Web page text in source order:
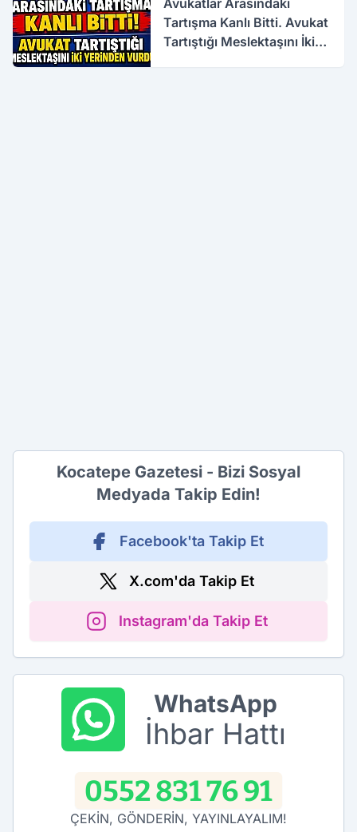
Avukatlar Arasındaki
Tartışma Kanlı Bitti. Avukat
Tartıştığı Meslektaşını İki
Kocatepe Gazetesi - Bizi Sosyal
Medyada Takip Edin!
Facebook'ta Takip Et
X.com'da Takip Et
Instagram'da Takip Et
WhatsApp
İhbar Hattı
0552 831 76 91
ÇEKİN, GÖNDERİN, YAYINLAYALIM!